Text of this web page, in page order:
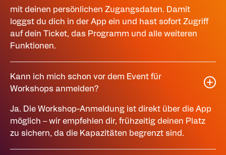
mit deinen persönlichen Zugangsdaten. Damit
loggst du dich in der App ein und hast sofort Zugriff
auf dein Ticket, das Programm und alle weiteren
Funktionen.
Kann ich mich schon vor dem Event für
Workshops anmelden?
Ja. Die Workshop-Anmeldung ist direkt über die App
möglich – wir empfehlen dir, frühzeitig deinen Platz
zu sichern, da die Kapazitäten begrenzt sind.